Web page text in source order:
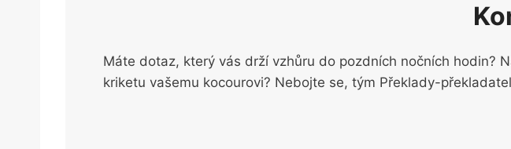
Máte dotaz, který vás drží vzhůru do pozdních nočních hodin?
kriketu vašemu kocourovi? Nebojte se, tým Překlady-